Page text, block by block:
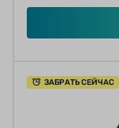
ЗАБРАТЬ СЕЙЧАС